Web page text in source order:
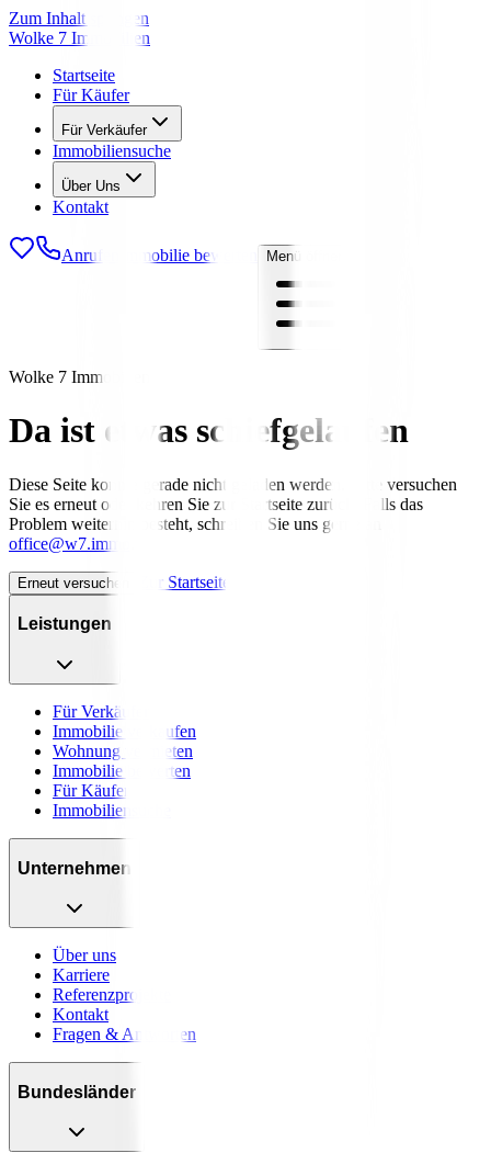
Zum Inhalt springen
Wolke 7 Immobilien
Startseite
Für Käufer
Für Verkäufer
Immobiliensuche
Über Uns
Kontakt
Anrufen Immobilie bewerten Menü öffnen
Wolke 7 Immobilien
Da ist etwas schiefgelaufen
Diese Seite konnte gerade nicht geladen werden. Bitte versuchen
Sie es erneut oder kehren Sie zur Startseite zurück. Falls das
Problem weiterhin besteht, schreiben Sie uns gerne an
office@w7.immo
Erneut versuchen Zur Startseite
Leistungen
Für Verkäufer
Immobilie verkaufen
Wohnung vermieten
Immobilie bewerten
Für Käufer
Immobiliensuche
Unternehmen
Über uns
Karriere
Referenzprojekte
Kontakt
Fragen & Antworten
Bundesländer